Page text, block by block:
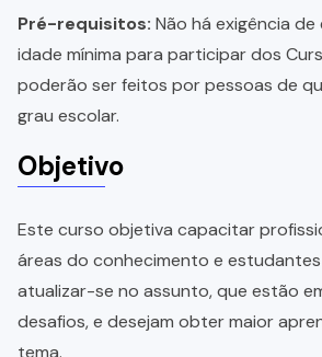
Pré-requisitos: Não há exigência
idade mínima para participar dos
poderão ser feitos por pessoas de
grau escolar.
Objetivo
Este curso objetiva capacitar
áreas do conhecimento e
atualizar-se no assunto, que estão
desafios, e desejam obter maior
tema.